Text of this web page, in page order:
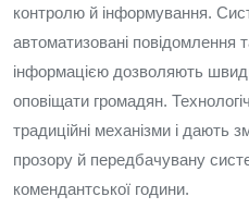
контролю й інформування.
автоматизовані повідомлення
інформацією дозволяють
оповіщати громадян.
традиційні механізми і дають
прозору й передбачувану
комендантської години.